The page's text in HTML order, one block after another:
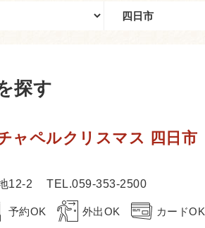
探す
ャペルクリスマス 四日市
12-2 TEL.059-353-2500
予約OK 外出OK カードOK